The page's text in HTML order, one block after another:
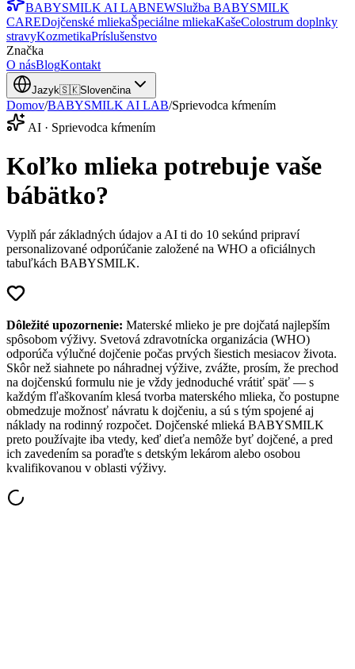
BABYSMILK AI LABNEWSlužba BABYSMILK
CAREDojčenské mliekaŠpeciálne mliekaKašeColostrum doplnky
stravyKozmetikaPríslušenstvo
Značka
O násBlogKontakt
Jazyk🇸🇰Slovenčina
Domov/BABYSMILK AI LAB/Sprievodca kŕmením
AI · Sprievodca kŕmením
Koľko mlieka potrebuje vaše
bábätko?
Vyplň pár základných údajov a AI ti do 10 sekúnd pripraví
personalizované odporúčanie založené na WHO a oficiálnych
tabuľkách BABYSMILK.
Dôležité upozornenie: Materské mlieko je pre dojčatá najlepším
spôsobom výživy. Svetová zdravotnícka organizácia (WHO)
odporúča výlučné dojčenie počas prvých šiestich mesiacov života.
Skôr než siahnete po náhradnej výžive, zvážte, prosím, že prechod
na dojčenskú formulu nie je vždy jednoduché vrátiť späť — s
každým fľaškovaním klesá tvorba materského mlieka, čo postupne
obmedzuje možnosť návratu k dojčeniu, a sú s tým spojené aj
náklady na rodinný rozpočet. Dojčenské mlieká BABYSMILK
preto používajte iba vtedy, keď dieťa nemôže byť dojčené, a pred
ich zavedením sa poraďte s detským lekárom alebo osobou
kvalifikovanou v oblasti výživy.